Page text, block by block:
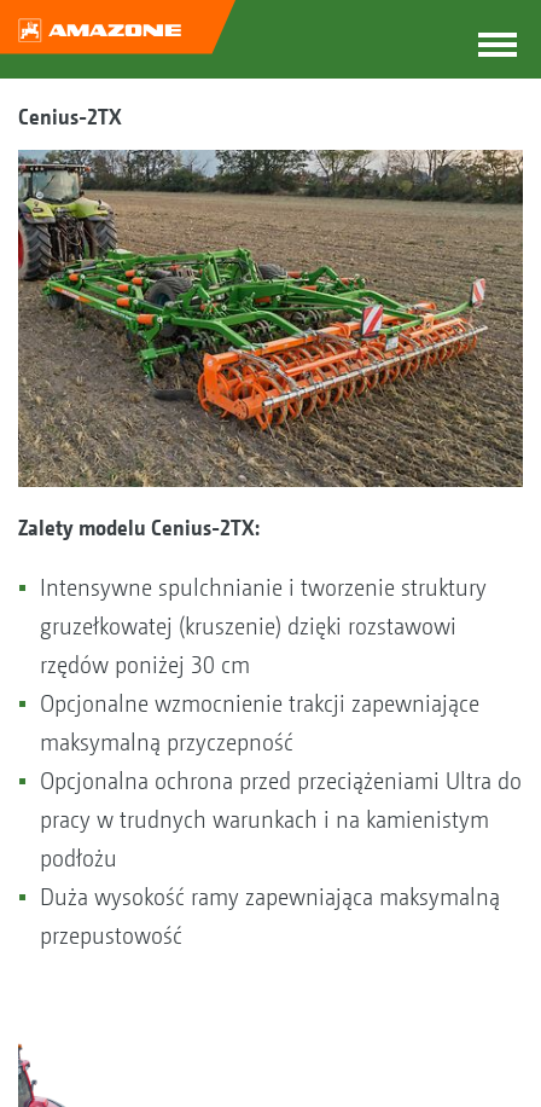
Cenius-2TX
Zalety modelu Cenius-2TX:
Intensywne spulchnianie i tworzenie struktury
gruzełkowatej (kruszenie) dzięki rozstawowi
rzędów poniżej 30 cm
Opcjonalne wzmocnienie trakcji zapewniające
maksymalną przyczepność
Opcjonalna ochrona przed przeciążeniami Ultra do
pracy w trudnych warunkach i na kamienistym
podłożu
Duża wysokość ramy zapewniająca maksymalną
przepustowość